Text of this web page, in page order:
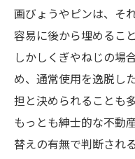
画びょうやピンは、そ
容易に後から埋めるこ
しかしくぎやねじの場
め、通常使用を逸脱し
担と決められることも
もっとも紳士的な不動
替えの有無で判断され